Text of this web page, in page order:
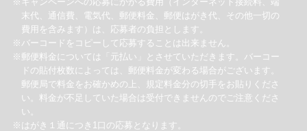
末代、通信費、電気代、郵便料金、郵便はがき代、その他一切の
費用を含みます）は、応募者の負担とします。
※バーコードをコピーして応募することは出来ません。
※郵便料金については「元払い」とさせていただきます。バーコー
ドの貼付枚数によっては、郵便料金が変わる場合がございます。
郵便局で料金をお確かめの上、規定料金分の切手をお貼りくださ
い。料金が不足していた場合は受付できませんのでご注意くださ
い。
※はがき１通につき1口の応募となります。